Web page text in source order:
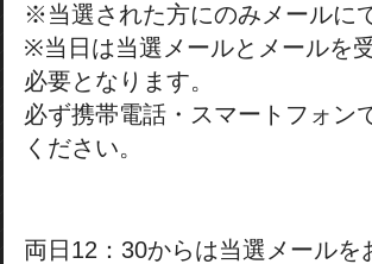
※当選された方にのみメールに
※当日は当選メールとメールを
必要となります。
必ず携帯電話・スマートフォン
ください。
両日12：30からは当選メール